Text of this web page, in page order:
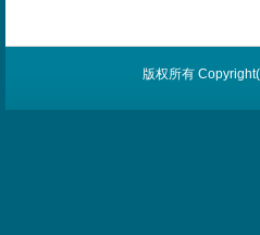
版权所有